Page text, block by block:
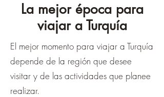
La mejor época para
viajar a Turquía
El mejor momento para viajar a Turquía
depende de la región que desee
visitar y de las actividades que planee
realizar.